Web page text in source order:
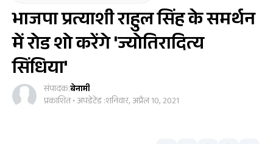
भाजपा प्रत्याशी राहुल सिंह के समर्थन
में रोड शो करेंगे 'ज्योतिरादित्य
सिंधिया'
संपादक:बेनामी
प्रकाशित • अपडेटेड :शनिवार, अप्रैल 10, 2021